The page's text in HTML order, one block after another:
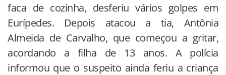
faca de cozinha, desferiu vários golpes em
Eurípedes. Depois atacou a tia, Antônia
Almeida de Carvalho, que começou a gritar,
acordando a filha de 13 anos. A polícia
informou que o suspeito ainda feriu a criança